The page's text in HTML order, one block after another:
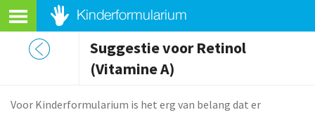
Suggestie voor Retinol
(Vitamine A)
Voor Kinderformularium is het erg van belang dat er